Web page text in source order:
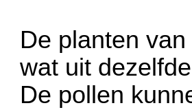
De planten
wat uit
De pollen